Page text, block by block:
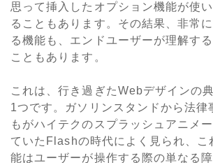
思って挿入したオプション機能が使
ることもあります。その結果、非常
る機能も、エンドユーザーが理解す
こともあります。
これは、行き過ぎたWebデザインの
1つです。ガソリンスタンドから法律
もがハイテクのスプラッシュアニメ
ていたFlashの時代によく見られ、こ
能はユーザーが操作する際の単なる